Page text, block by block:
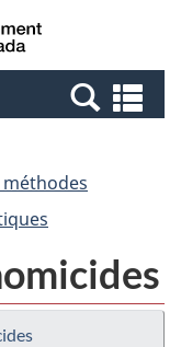
Canada
et